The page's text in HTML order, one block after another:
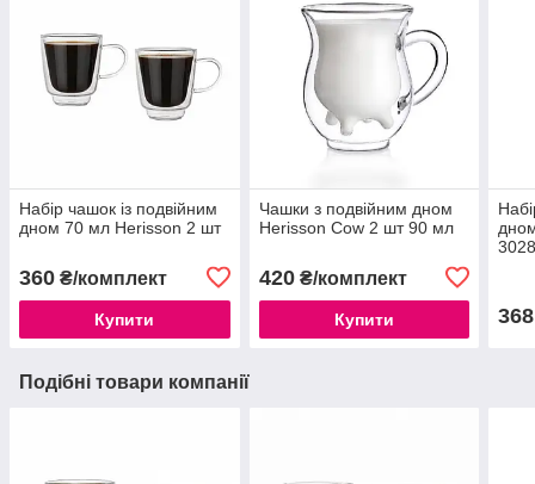
Набір чашок із подвійним
дном 70 мл Herisson 2 шт
360 ₴/комплект
Купити
Чашки з подвійним дном
Herisson Cow 2 шт 90 мл
420₴/комплект
Купити 368
Подібні товари компанії